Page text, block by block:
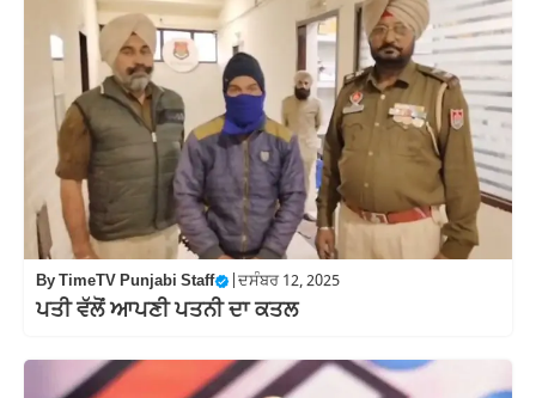
ByTimeTV Punjabi Staff ਦਸੰਬਰ 12, 2025
ਪਤੀ ਵੱਲੋਂ ਆਪਣੀ ਪਤਨੀ ਦਾ ਕਤਲ